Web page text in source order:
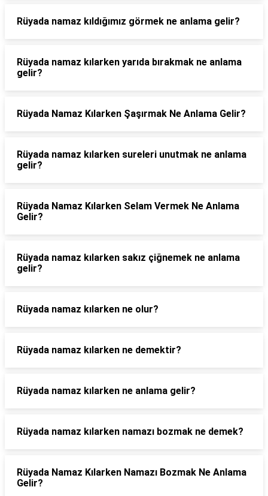
Rüyada namaz kıldığımız görmek ne anlama gelir?
Rüyada namaz kılarken yarıda bırakmak ne anlama
gelir?
Rüyada Namaz Kılarken Şaşırmak Ne Anlama Gelir?
Rüyada namaz kılarken sureleri unutmak ne anlama
gelir?
Rüyada Namaz Kılarken Selam Vermek Ne Anlama
Gelir?
Rüyada namaz kılarken sakız çiğnemek ne anlama
gelir?
Rüyada namaz kılarken ne olur?
Rüyada namaz kılarken ne demektir?
Rüyada namaz kılarken ne anlama gelir?
Rüyada namaz kılarken namazı bozmak ne demek?
Rüyada Namaz Kılarken Namazı Bozmak Ne Anlama
Gelir?